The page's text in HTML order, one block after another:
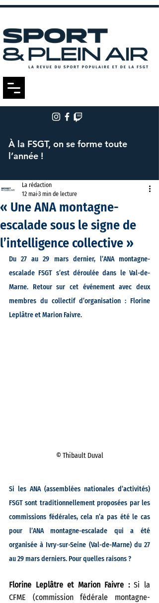
À la FSGT, on se forme toute
l’année !
« Une ANA montagne-
escalade sous le signe de
l’intelligence collective »
La rédaction
12 mai 3 min de lecture
Du 27 au 29 mars dernier, l’ANA montagne-
escalade FSGT s’est déroulée dans le Val-de-
Marne. Retour sur cet événement avec deux
membres du collectif d’organisation : Florine
Leplâtre et Marion Faivre.
© Thibault Duval
Si les ANA (assemblées nationales d’activités)
FSGT sont traditionnellement proposées par les
commissions fédérales, cela n’a pas été le cas
pour l’ANA montagne-escalade qui a été
organisée à Ivry-sur-Seine (Val-de-Marne) du 27
au 29 mars derniers. Pour quelles raisons ?
Florine Leplâtre et Marion Faivre : Si la
CFME (commission fédérale montagne-